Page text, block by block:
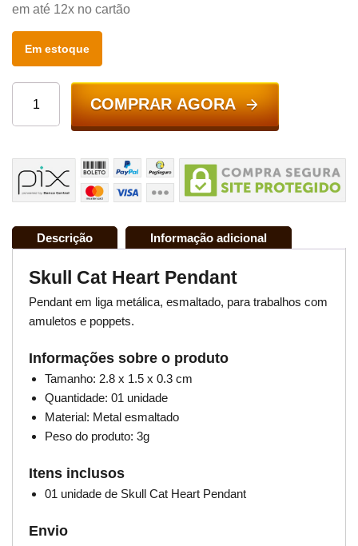
em até 12x no cartão
Em estoque
COMPRAR AGORA
Descrição Informação adicional
Skull Cat Heart Pendant
Pendant em liga metálica, esmaltado, para trabalhos com
amuletos e poppets.
Informações sobre o produto
Tamanho: 2.8 x 1.5 x 0.3 cm
Quantidade: 01 unidade
Material: Metal esmaltado
Peso do produto: 3g
Itens inclusos
01 unidade de Skull Cat Heart Pendant
Envio